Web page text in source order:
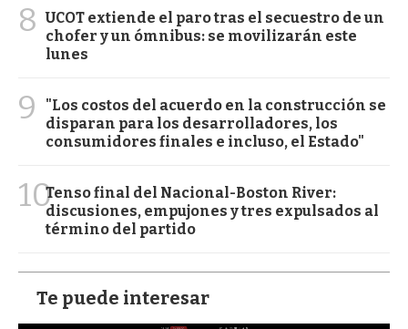
8 UCOT extiende el paro tras el secuestro de un
chofer y un ómnibus: se movilizarán este
lunes
9
"Los costos del acuerdo en la construcción se
disparan para los desarrolladores, los
consumidores finales e incluso, el Estado"
10Tenso final del Nacional-Boston River:
discusiones, empujones y tres expulsados al
término del partido
Te puede interesar